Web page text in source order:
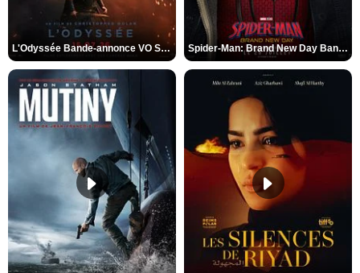
L'Odyssée Bande-annonce VO STFR Spider-Man: Brand New Day Bande-annonce VO STFR